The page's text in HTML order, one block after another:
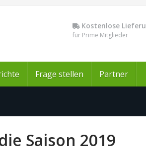
Kostenlose
für Prime Mitglieder
Frage stellen Partner
Saison 2019